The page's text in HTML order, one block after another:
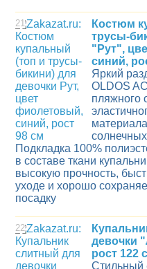
21
Костюм
трусы-
"Рут",
синий,
Яркий
OLDOS
пляжного
Подкладка 100%
в составе ткани
высокую прочность,
уходе и хорошо
посадку
22
девочки
рост 122
Стильный